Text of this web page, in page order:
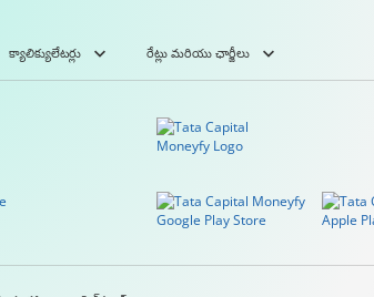
క్యాలిక్యులేటర్లు రేట్లు మరియు ఛార్జీలు